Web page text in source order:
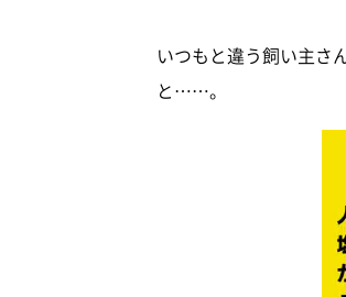
いつもと違う飼い主さ
と……。